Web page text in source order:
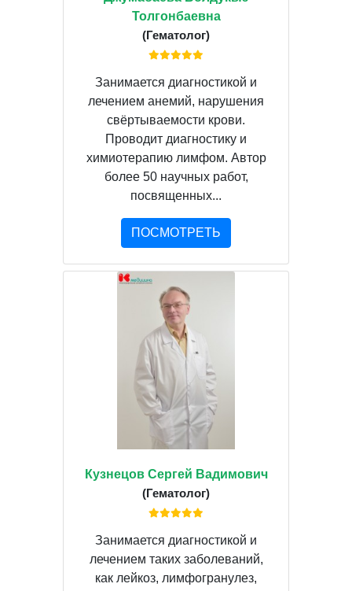
Толгонбаевна
(Гематолог)
Занимается диагностикой и
лечением анемий, нарушения
свёртываемости крови.
Проводит диагностику и
химиотерапию лимфом. Автор
более 50 научных работ,
посвященных...
ПОСМОТРЕТЬ
Кузнецов Сергей Вадимович
(Гематолог)
Занимается диагностикой и
лечением таких заболеваний,
как лейкоз, лимфогранулез,